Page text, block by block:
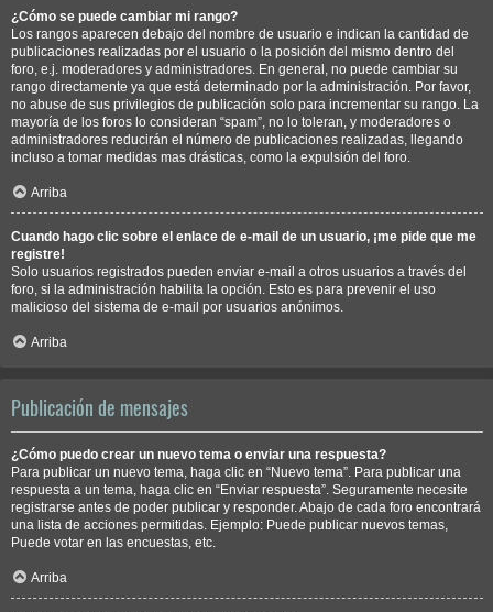
¿Cómo se puede cambiar mi rango?
Los rangos aparecen debajo del nombre de usuario e indican la cantidad de
publicaciones realizadas por el usuario o la posición del mismo dentro del
foro, e.j. moderadores y administradores. En general, no puede cambiar su
rango directamente ya que está determinado por la administración. Por favor,
no abuse de sus privilegios de publicación solo para incrementar su rango. La
mayoría de los foros lo consideran “spam”, no lo toleran, y moderadores o
administradores reducirán el número de publicaciones realizadas, llegando
incluso a tomar medidas mas drásticas, como la expulsión del foro.
Arriba
Cuando hago clic sobre el enlace de e-mail de un usuario, ¡me pide que me
registre!
Solo usuarios registrados pueden enviar e-mail a otros usuarios a través del
foro, si la administración habilita la opción. Esto es para prevenir el uso
malicioso del sistema de e-mail por usuarios anónimos.
Arriba
Publicación de mensajes
¿Cómo puedo crear un nuevo tema o enviar una respuesta?
Para publicar un nuevo tema, haga clic en “Nuevo tema”. Para publicar una
respuesta a un tema, haga clic en “Enviar respuesta”. Seguramente necesite
registrarse antes de poder publicar y responder. Abajo de cada foro encontrará
una lista de acciones permitidas. Ejemplo: Puede publicar nuevos temas,
Puede votar en las encuestas, etc.
Arriba